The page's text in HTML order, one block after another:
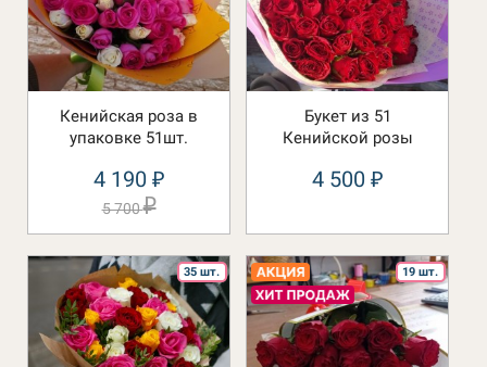
Кенийская роза в
упаковке 51шт.
4 190 ₽
5 700₽
Букет из 51
Кенийской розы
4 500 ₽
35 шт. 19 шт.